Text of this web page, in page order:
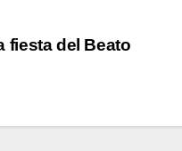
fiesta del Beato